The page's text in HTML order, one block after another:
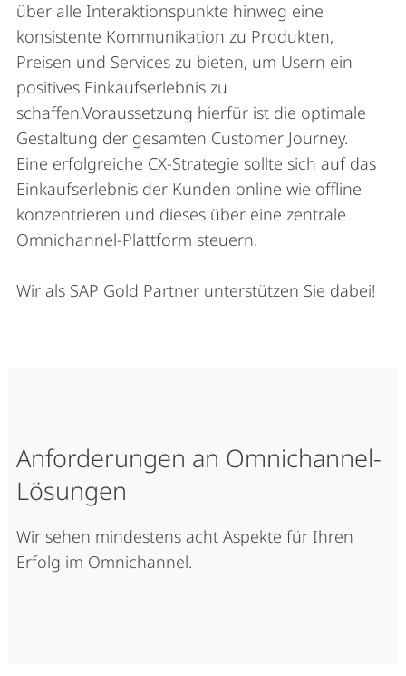
über alle Interaktionspunkte hinweg eine
konsistente Kommunikation zu Produkten,
Preisen und Services zu bieten, um Usern ein
positives Einkaufserlebnis zu
schaffen.Voraussetzung hierfür ist die optimale
Gestaltung der gesamten Customer Journey.
Eine erfolgreiche CX-Strategie sollte sich auf das
Einkaufserlebnis der Kunden online wie offline
konzentrieren und dieses über eine zentrale
Omnichannel-Plattform steuern.
Wir als SAP Gold Partner unterstützen Sie dabei!
Anforderungen an Omnichannel-
Lösungen
Wir sehen mindestens acht Aspekte für Ihren
Erfolg im Omnichannel.